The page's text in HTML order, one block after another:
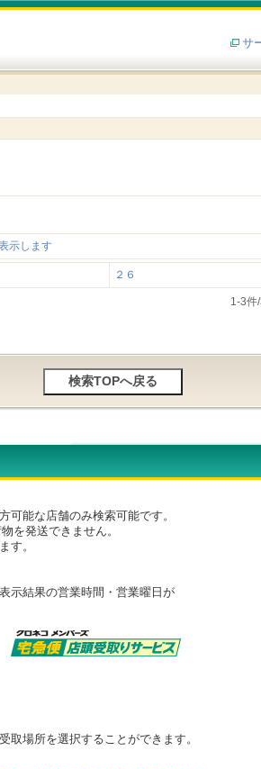
サ
示します
２６
1-3件
能な店舗のみ検索可能です。
発送できません。
す。
示結果の営業時間・営業曜日が
取場所を選択することができます。